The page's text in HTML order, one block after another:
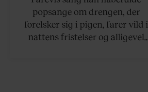
Rasmus Seebach
popsange om drengen, der
forelsker sig i pigen, farer vild i
nattens fristelser og alligevel